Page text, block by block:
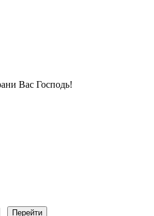
Вас Господь!